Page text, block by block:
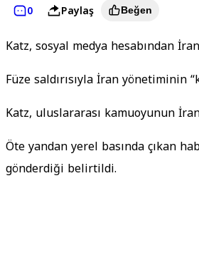
0
Paylaş Beğen
Katz, sosyal medya hesabından
Füze saldırısıyla İran yönetiminin
Katz, uluslararası kamuoyunun
Öte yandan yerel basında çıkan
gönderdiği belirtildi.